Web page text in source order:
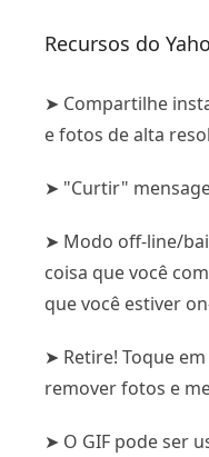
Recursos do
➤ Compartilhe
e fotos de alta
➤ "Curtir"
➤ Modo off-line/
coisa que você
que você estiver
➤ Retire! Toque
remover fotos e
➤ O GIF pode ser